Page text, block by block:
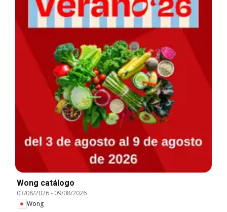
Wong catálogo
03/08/2026- 09/08/2026
Wong